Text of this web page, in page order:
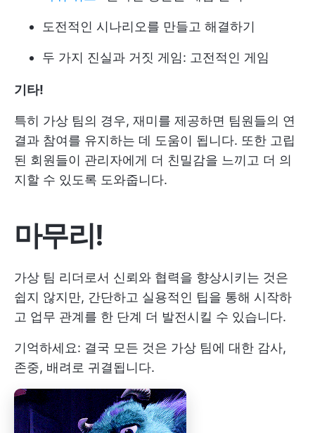
도전적인 시나리오를 만들고 해결하기
두 가지 진실과 거짓 게임: 고전적인 게임
기타!
특히 가상 팀의 경우, 재미를 제공하면 팀원들의 연
결과 참여를 유지하는 데 도움이 됩니다. 또한 고립
된 회원들이 관리자에게 더 친밀감을 느끼고 더 의
지할 수 있도록 도와줍니다.
마무리!
가상 팀 리더로서 신뢰와 협력을 향상시키는 것은
쉽지 않지만, 간단하고 실용적인 팁을 통해 시작하
고 업무 관계를 한 단계 더 발전시킬 수 있습니다. ️
기억하세요: 결국 모든 것은 가상 팀에 대한 감사,
존중, 배려로 귀결됩니다.